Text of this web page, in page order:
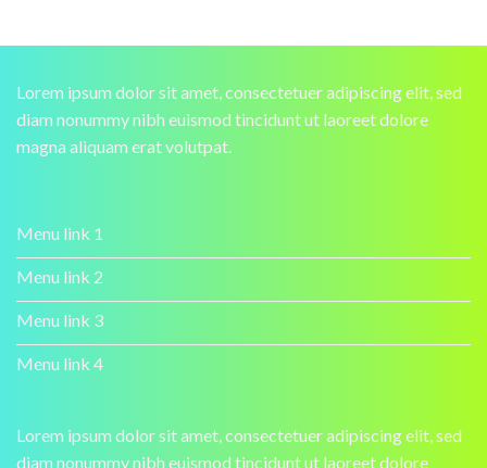
Lorem ipsum dolor sit amet, consectetuer adipiscing elit, sed
diam nonummy nibh euismod tincidunt ut laoreet dolore
magna aliquam erat volutpat.
Menu link 1
Menu link 2
Menu link 3
Menu link 4
Lorem ipsum dolor sit amet, consectetuer adipiscing elit, sed
diam nonummy nibh euismod tincidunt ut laoreet dolore